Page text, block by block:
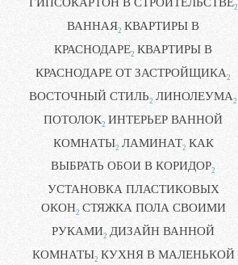
2
ВАННАЯ2 КВАРТИРЫ В
КРАСНОДАРЕ2 КВАРТИРЫ В
КРАСНОДАРЕ ОТ ЗАСТРОЙЩИКА2
ВОСТОЧНЫЙ СТИЛЬ2 ЛИНОЛЕУМА2
ПОТОЛОК2 ИНТЕРЬЕР ВАННОЙ
КОМНАТЫ2 ЛАМИНАТ2 КАК
ВЫБРАТЬ ОБОИ В КОРИДОР2
УСТАНОВКА ПЛАСТИКОВЫХ
ОКОН2 СТЯЖКА ПОЛА СВОИМИ
РУКАМИ2 ДИЗАЙН ВАННОЙ
КОМНАТЫ2 КУХНЯ В МАЛЕНЬКОЙ